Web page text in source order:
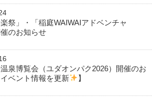
楽祭」・「稲庭WAIWAIアドベンチャ
のお知らせ
温泉博覧会（ユダオンパク2026）開催のお
ベント情報を更新
】